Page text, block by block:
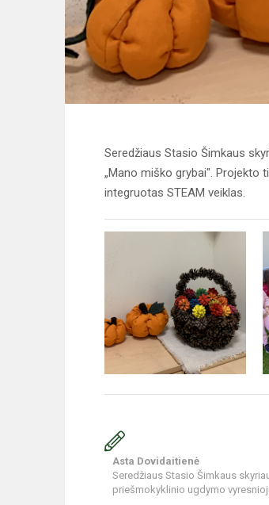
Seredžiaus Stasio Šimkaus
„Mano miško grybai". Projekto
integruotas STEAM veiklas.
Asta Dovidaitienė
Seredžiaus Stasio Šimkaus
priešmokyklinio ugdymo